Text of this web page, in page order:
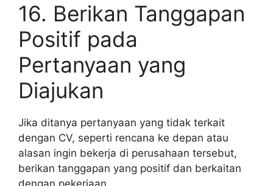
16. Berikan Tanggapan
Positif pada
Pertanyaan yang
Diajukan
Jika ditanya pertanyaan yang tidak terkait
dengan CV, seperti rencana ke depan atau
alasan ingin bekerja di perusahaan tersebut,
berikan tanggapan yang positif dan berkaitan
dengan pekerjaan.